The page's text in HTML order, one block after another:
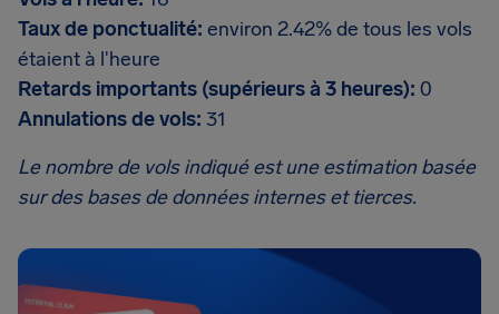
Taux de ponctualité: environ 2.42% de tous les vols
étaient à l'heure
Retards importants (supérieurs à 3 heures): 0
Annulations de vols: 31
Le nombre de vols indiqué est une estimation basée
sur des bases de données internes et tierces.